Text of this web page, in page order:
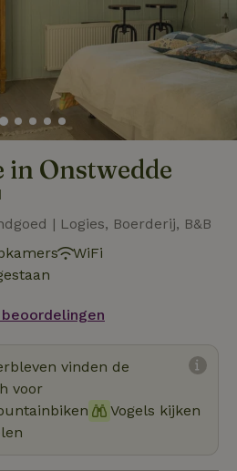
Onstwedde
| Logies, Boerderij, B&B
WiFi
vinden de
voor
Vogels kijken